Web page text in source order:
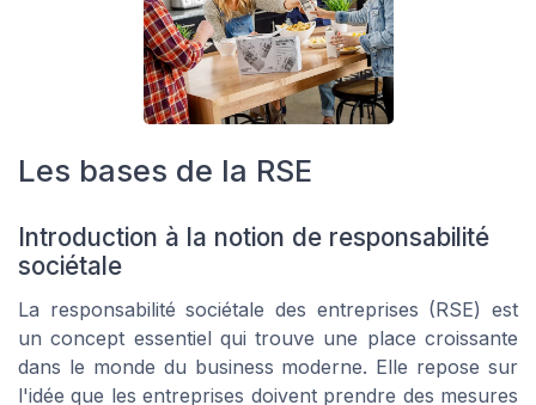
Les bases de la RSE
Introduction à la notion de responsabilité
sociétale
La responsabilité sociétale des entreprises (RSE) est
un concept essentiel qui trouve une place croissante
dans le monde du business moderne. Elle repose sur
l'idée que les entreprises doivent prendre des mesures